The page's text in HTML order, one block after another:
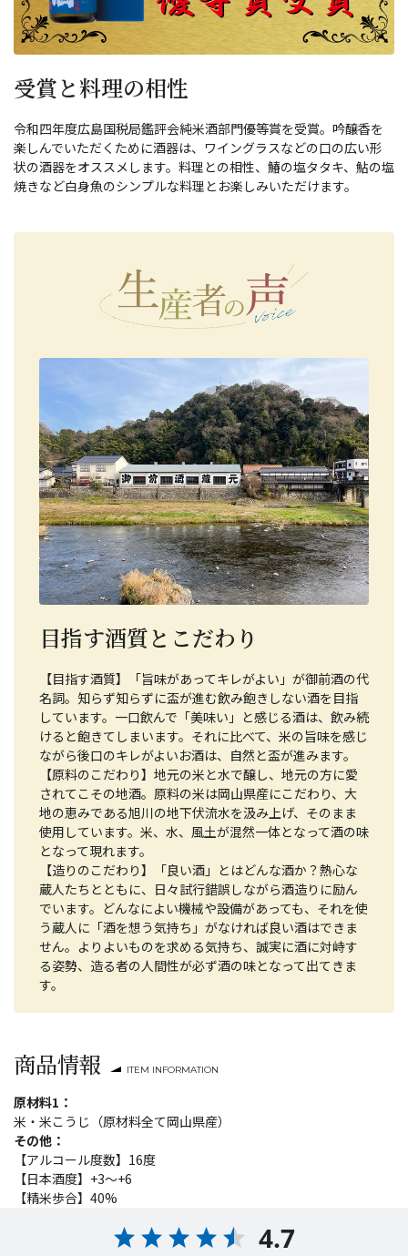
受賞と料理の相性
令和四年度広島国税局鑑評会純米酒部門優等賞を受賞。吟醸香を
楽しんでいただくために酒器は、ワイングラスなどの口の広い形
状の酒器をオススメします。料理との相性、鰆の塩タタキ、鮎の塩
焼きなど白身魚のシンプルな料理とお楽しみいただけます。
目指す酒質とこだわり
【目指す酒質】「旨味があってキレがよい」が御前酒の代
名詞。知らず知らずに盃が進む飲み飽きしない酒を目指
しています。一口飲んで「美味い」と感じる酒は、飲み続
けると飽きてしまいます。それに比べて、米の旨味を感じ
ながら後口のキレがよいお酒は、自然と盃が進みます。
【原料のこだわり】地元の米と水で醸し、地元の方に愛
されてこその地酒。原料の米は岡山県産にこだわり、大
地の恵みである旭川の地下伏流水を汲み上げ、そのまま
使用しています。米、水、風土が混然一体となって酒の味
となって現れます。
【造りのこだわり】「良い酒」とはどんな酒か？熱心な
蔵人たちとともに、日々試行錯誤しながら酒造りに励ん
でいます。どんなによい機械や設備があっても、それを使
う蔵人に「酒を想う気持ち」がなければ良い酒はできま
せん。よりよいものを求める気持ち、誠実に酒に対峙す
る姿勢、造る者の人間性が必ず酒の味となって出てきま
す。
商品情報 ITEM INFORMATION
原材料1：
米・米こうじ（原材料全て岡山県産）
その他：
【アルコール度数】16度
【日本酒度】+3～+6
【精米歩合】40%
4.7